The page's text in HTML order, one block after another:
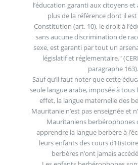
l’éducation garanti aux citoyens et
plus de la référence dont il est
Constitution (art. 10), le droit à
sans aucune discrimination de
sexe, est garanti par tout un
législatif et réglementaire."
paragraphe 163).
Sauf qu’il faut noter que cette
seule langue arabe, imposée à tous
effet, la langue maternelle des
Mauritanie n’est pas enseignée et
Mauritaniens berbérophones
apprendre la langue berbère à
leurs enfants des cours
berbères n’ont jamais